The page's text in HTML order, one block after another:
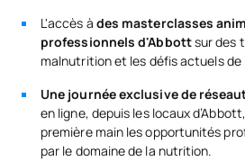
L'accès à des masterclasses
professionnels d'Abbottsur des
malnutrition et les défis actuels
Une journée exclusive de
en ligne, depuis les locaux
première main les opportunités
par le domaine de la nutrition.